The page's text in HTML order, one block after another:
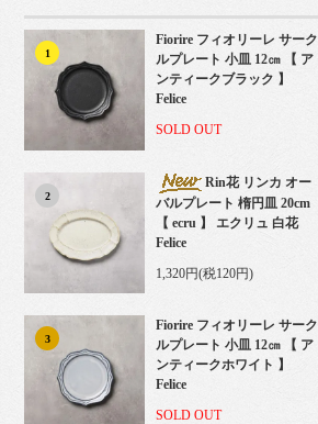
1
Fiorire フィオリーレ サーク
ルプレート 小皿 12㎝ 【 ア
ンティークブラック 】
Felice
SOLD OUT
2
Rin花 リンカ オー
バルプレート 楕円皿 20cm
【 ecru 】 エクリュ 白花
Felice
1,320円(税120円)
3
Fiorire フィオリーレ サーク
ルプレート 小皿 12㎝ 【 ア
ンティークホワイト 】
Felice
SOLD OUT